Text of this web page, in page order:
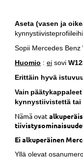
Aseta (vasen ja
Sopii Mercedes Benz
Huomio : ei sovi
Erittäin hyvä
Vain päätykappaleet
kynnystiivistettä
Nämä ovat
Ei alkuperäinen
Yllä olevat